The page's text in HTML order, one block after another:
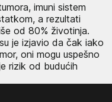
imuni sistem
a rezultati
od 80% životinja.
je izjavio da čak iako
oni mogu uspešno
rizik od budućih